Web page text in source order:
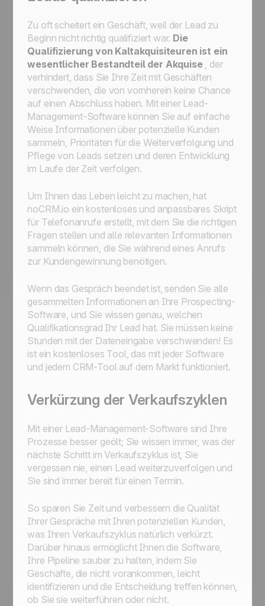
Zu oft scheitert ein Geschäft, weil der Lead zu
Beginn nicht richtig qualifiziert war. Die
Qualifizierung von Kaltakquisiteuren ist ein
wesentlicher Bestandteil der Akquise, der
verhindert, dass Sie Ihre Zeit mit Geschäften
verschwenden, die von vornherein keine Chance
auf einen Abschluss haben. Mit einer Lead-
Management-Software können Sie auf einfache
Weise Informationen über potenzielle Kunden
sammeln, Prioritäten für die Weiterverfolgung und
Pflege von Leads setzen und deren Entwicklung
im Laufe der Zeit verfolgen.
Um Ihnen das Leben leicht zu machen, hat
noCRM.io ein kostenloses und anpassbares Skript
für Telefonanrufe erstellt, mit dem Sie die richtigen
Fragen stellen und alle relevanten Informationen
sammeln können, die Sie während eines Anrufs
zur Kundengewinnung benötigen.
Wenn das Gespräch beendet ist, senden Sie alle
gesammelten Informationen an Ihre Prospecting-
Software, und Sie wissen genau, welchen
Qualifikationsgrad Ihr Lead hat. Sie müssen keine
Stunden mit der Dateneingabe verschwenden! Es
ist ein kostenloses Tool, das mit jeder Software
und jedem CRM-Tool auf dem Markt funktioniert.
Verkürzung der Verkaufszyklen
Mit einer Lead-Management-Software sind Ihre
Prozesse besser geölt; Sie wissen immer, was der
nächste Schritt im Verkaufszyklus ist, Sie
vergessen nie, einen Lead weiterzuverfolgen und
Sie sind immer bereit für einen Termin.
So sparen Sie Zeit und verbessern die Qualität
Ihrer Gespräche mit Ihren potenziellen Kunden,
was Ihren Verkaufszyklus natürlich verkürzt.
Darüber hinaus ermöglicht Ihnen die Software,
Ihre Pipeline sauber zu halten, indem Sie
Geschäfte, die nicht vorankommen, leicht
identifizieren und die Entscheidung treffen können,
ob Sie sie weiterführen oder nicht.